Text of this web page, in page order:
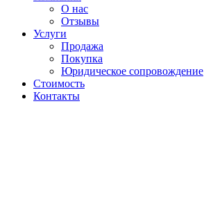
О нас
Отзывы
Услуги
Продажа
Покупка
Юридическое сопровождение
Стоимость
Контакты